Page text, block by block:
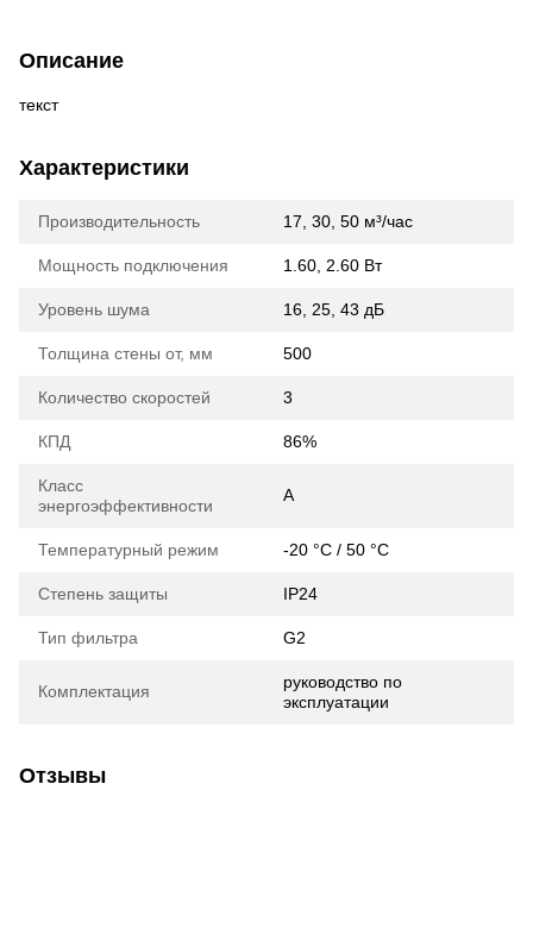
Описание
текст
Характеристики
Производительность 17, 30, 50 м³/час
Мощность подключения 1.60, 2.60 Вт
Уровень шума 16, 25, 43 дБ
Толщина стены от, мм 500
Количество скоростей 3
КПД 86%
Класс
энергоэффективности
A
Температурный режим -20 °C / 50 °C
Степень защиты IP24
Тип фильтра G2
Комплектация
руководство по
эксплуатации
Отзывы